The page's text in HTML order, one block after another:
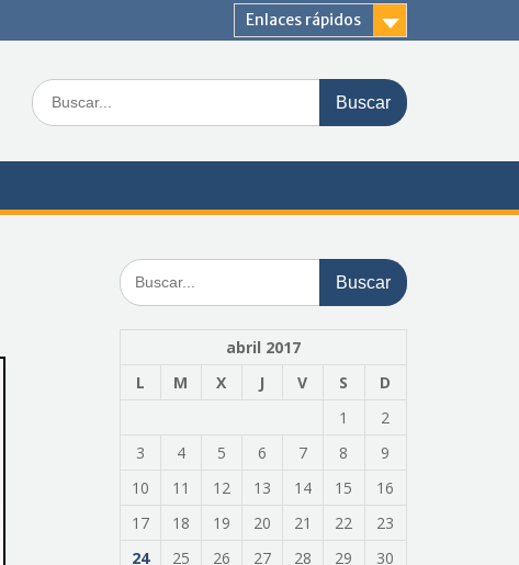
Enlaces rápidos
Buscar:
Buscar:
abril 2017
L
M X J V S
D
1
2
3
4 5 6 7 8
9
10
11 12 13 14 15
16
17
18 19 20 21 22
23
24
25 26 27 28 29 30